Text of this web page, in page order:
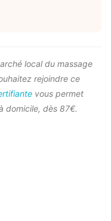
local du massage
rejoindre ce
vous permet
domicile, dès 87€.